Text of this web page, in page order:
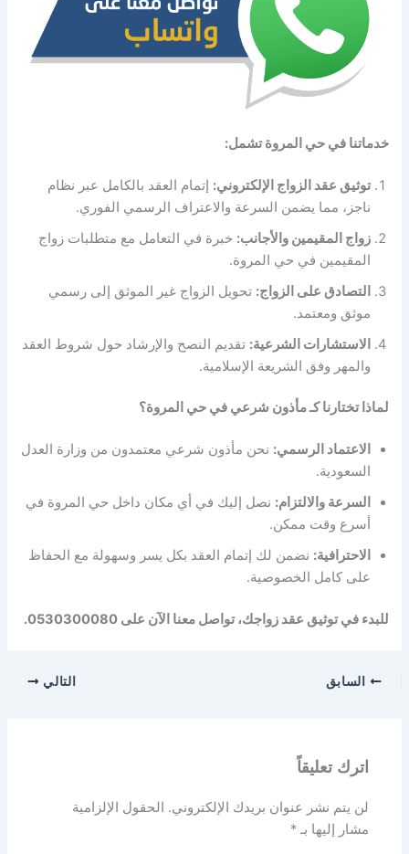
خدماتنا في حي المروة تشمل:
توثيق عقد الزواج الإلكتروني: إتمام العقد بالكامل عبر نظام
ناجز، مما يضمن السرعة والاعتراف الرسمي الفوري.
زواج المقيمين والأجانب: خبرة في التعامل مع متطلبات زواج
المقيمين في حي المروة.
التصادق على الزواج: تحويل الزواج غير الموثق إلى رسمي
موثق ومعتمد.
الاستشارات الشرعية: تقديم النصح والإرشاد حول شروط العقد
والمهر وفق الشريعة الإسلامية.
لماذا تختارنا كـ مأذون شرعي في حي المروة؟
الاعتماد الرسمي: نحن مأذون شرعي معتمدون من وزارة العدل
السعودية.
السرعة والالتزام: نصل إليك في أي مكان داخل حي المروة في
أسرع وقت ممكن.
الاحترافية: نضمن لك إتمام العقد بكل يسر وسهولة مع الحفاظ
على كامل الخصوصية.
للبدء في توثيق عقد زواجك، تواصل معنا الآن على 0530300080.
السابق التالي
اترك تعليقاً
لن يتم نشر عنوان بريدك الإلكتروني. الحقول الإلزامية
مشار إليها بـ*